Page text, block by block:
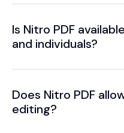
Is Nitro PDF
and individuals?
Does Nitro PDF
editing?